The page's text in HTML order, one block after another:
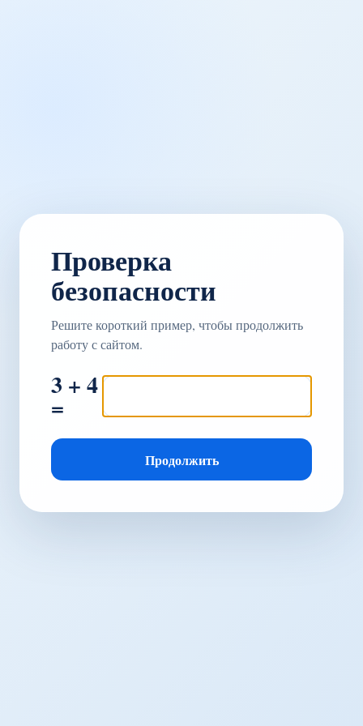
Проверка
безопасности
Решите короткий пример, чтобы продолжить
работу с сайтом.
3 + 4
=
Продолжить